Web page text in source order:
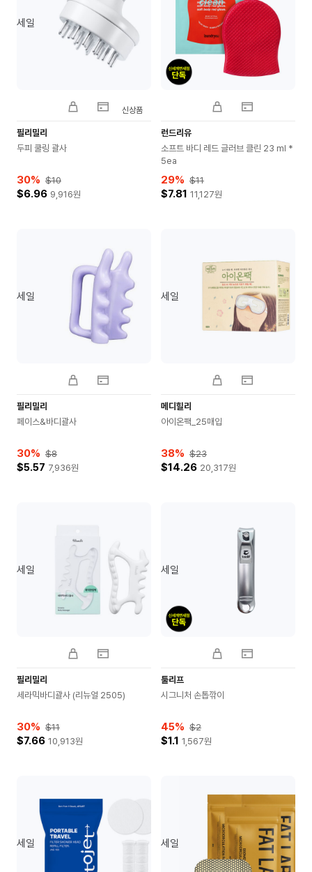
세일
필리밀리
두피 쿨링 괄사
30% $10
$6.96 9,916원
신상품
런드리유
소프트 바디 레드 글러브 클린 23 ml *
5ea
29% $11
$7.81 11,127원
세일
필리밀리
페이스&바디괄사
30% $8
$5.57 7,936원
세일
메디힐리
아이온팩_25매입
38% $23
$14.26 20,317원
세일
필리밀리
세라믹바디괄사 (리뉴얼 2505)
30% $11
$7.66 10,913원
세일
툴리프
시그니처 손톱깎이
45% $2
$1.1 1,567원
세일 세일